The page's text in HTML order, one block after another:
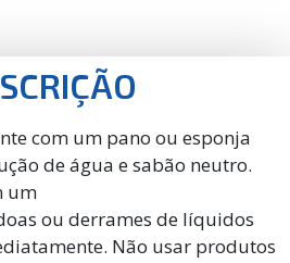
com um pano ou esponja
de água e sabão neutro.
um
ou derrames de líquidos
Não usar produtos